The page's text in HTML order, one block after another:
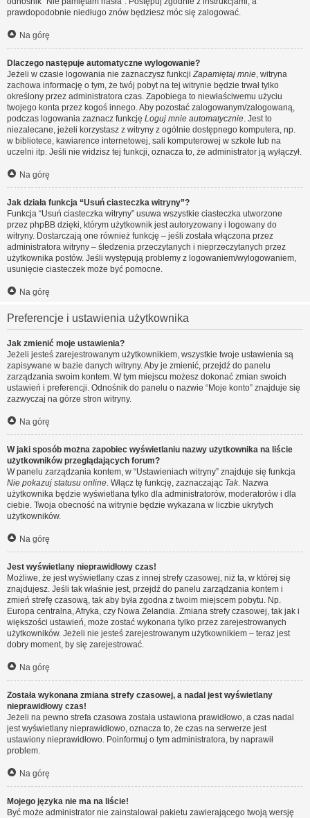
prawdopodobnie niedługo znów będziesz móc się zalogować.
Na górę
Dlaczego następuje automatyczne wylogowanie?
Jeżeli w czasie logowania nie zaznaczysz funkcjiZapamiętaj mnie, witryna
zachowa informację o tym, że twój pobyt na tej witrynie będzie trwał tylko
określony przez administratora czas. Zapobiega to niewłaściwemu użyciu
twojego konta przez kogoś innego. Aby pozostać zalogowanym/zalogowaną,
podczas logowania zaznacz funkcję Loguj mnie automatycznie. Jest to
niezalecane, jeżeli korzystasz z witryny z ogólnie dostępnego komputera, np.
w bibliotece, kawiarence internetowej, sali komputerowej w szkole lub na
uczelni itp. Jeśli nie widzisz tej funkcji, oznacza to, że administrator ją wyłączył.
Na górę
Jak działa funkcja “Usuń ciasteczka witryny”?
Funkcja “Usuń ciasteczka witryny” usuwa wszystkie ciasteczka utworzone
przez phpBB dzięki, którym użytkownik jest autoryzowany i logowany do
witryny. Dostarczają one również funkcję – jeśli została włączona przez
administratora witryny – śledzenia przeczytanych i nieprzeczytanych przez
użytkownika postów. Jeśli występują problemy z logowaniem/wylogowaniem,
usunięcie ciasteczek może być pomocne.
Na górę
Preferencje i ustawienia użytkownika
Jak zmienić moje ustawienia?
Jeżeli jesteś zarejestrowanym użytkownikiem, wszystkie twoje ustawienia są
zapisywane w bazie danych witryny. Aby je zmienić, przejdź do panelu
zarządzania swoim kontem. W tym miejscu możesz dokonać zmian swoich
ustawień i preferencji. Odnośnik do panelu o nazwie “Moje konto” znajduje się
zazwyczaj na górze stron witryny.
Na górę
W jaki sposób można zapobiec wyświetlaniu nazwy użytkownika na liście
użytkowników przeglądających forum?
W panelu zarządzania kontem, w “Ustawieniach witryny” znajduje się funkcja
Nie pokazuj statusu online. Włącz tę funkcję, zaznaczając Tak. Nazwa
użytkownika będzie wyświetlana tylko dla administratorów, moderatorów i dla
ciebie. Twoja obecność na witrynie będzie wykazana w liczbie ukrytych
użytkowników.
Na górę
Jest wyświetlany nieprawidłowy czas!
Możliwe, że jest wyświetlany czas z innej strefy czasowej, niż ta, w której się
znajdujesz. Jeśli tak właśnie jest, przejdź do panelu zarządzania kontem i
zmień strefę czasową, tak aby była zgodna z twoim miejscem pobytu. Np.
Europa centralna, Afryka, czy Nowa Zelandia. Zmiana strefy czasowej, tak jak i
większości ustawień, może zostać wykonana tylko przez zarejestrowanych
użytkowników. Jeżeli nie jesteś zarejestrowanym użytkownikiem – teraz jest
dobry moment, by się zarejestrować.
Na górę
Została wykonana zmiana strefy czasowej, a nadal jest wyświetlany
nieprawidłowy czas!
Jeżeli na pewno strefa czasowa została ustawiona prawidłowo, a czas nadal
jest wyświetlany nieprawidłowo, oznacza to, że czas na serwerze jest
ustawiony nieprawidłowo. Poinformuj o tym administratora, by naprawił
problem.
Na górę
Mojego języka nie ma na liście!
Być może administrator nie zainstalował pakietu zawierającego twoją wersję